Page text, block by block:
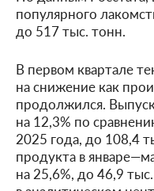
популярного
до 517 тыс. тонн.
В первом квартале
на снижение как
продолжился.
на 12,3% по
2025 года, до 108,4
продукта в
на 25,6%, до 46,9